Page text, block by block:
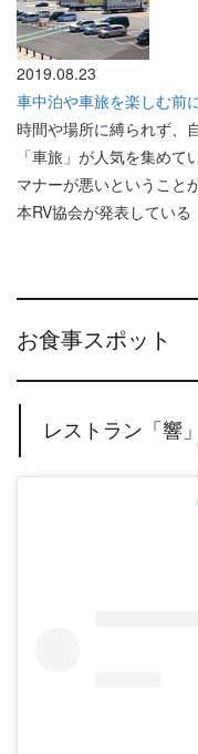
2019.08.23
車中泊や車旅を楽しむ前
時間や場所に縛られず、
「車旅」が人気を集め
マナーが悪いということ
本RV協会が発表してい
お食事スポット
レストラン「響」